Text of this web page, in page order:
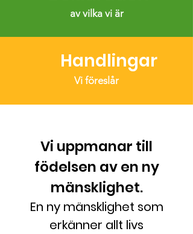
av vilka vi är
Handlingar
Vi föreslår
Vi uppmanar till
födelsen av en ny
mänsklighet.
En ny mänsklighet som
erkänner allt livs